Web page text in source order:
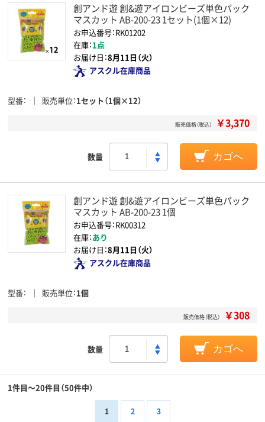
創アンド遊 創&遊アイロンビーズ単色パック
マスカット AB-200-23 1セット(1個×12)
お申込番号：RK01202
在庫：1点
お届け日：8月11日（火）
アスクル在庫商品
型番 販売単位 1セット（1個×12）
販売価格（税込） ￥3,370
数量 カゴへ
創アンド遊 創&遊アイロンビーズ単色パック
マスカット AB-200-23 1個
お申込番号：RK00312
在庫：あり
お届け日：8月11日（火）
アスクル在庫商品
型番 販売単位 1個
販売価格（税込） ￥308
数量 カゴへ
1件目～20件目（50件中）
1 2 3